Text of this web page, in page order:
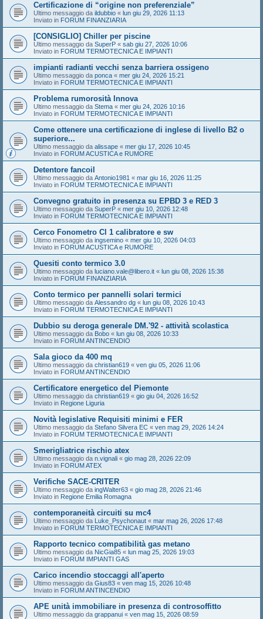
Certificazione di “origine non preferenziale”
Ultimo messaggio da ildubbio « lun giu 29, 2026 11:13
Inviato in FORUM FINANZIARIA
[CONSIGLIO] Chiller per piscine
Ultimo messaggio da SuperP « sab giu 27, 2026 10:06
Inviato in FORUM TERMOTECNICA E IMPIANTI
impianti radianti vecchi senza barriera ossigeno
Ultimo messaggio da ponca « mer giu 24, 2026 15:21
Inviato in FORUM TERMOTECNICA E IMPIANTI
Problema rumorosità Innova
Ultimo messaggio da Stema « mer giu 24, 2026 10:16
Inviato in FORUM TERMOTECNICA E IMPIANTI
Come ottenere una certificazione di inglese di livello B2 o
superiore...
Ultimo messaggio da alissape « mer giu 17, 2026 10:45
Inviato in FORUM ACUSTICA e RUMORE
Detentore fancoil
Ultimo messaggio da Antonio1981 « mar giu 16, 2026 11:25
Inviato in FORUM TERMOTECNICA E IMPIANTI
Convegno gratuito in presenza su EPBD 3 e RED 3
Ultimo messaggio da SuperP « mer giu 10, 2026 12:48
Inviato in FORUM TERMOTECNICA E IMPIANTI
Cerco Fonometro Cl 1 calibratore e sw
Ultimo messaggio da ingsemino « mer giu 10, 2026 04:03
Inviato in FORUM ACUSTICA e RUMORE
Quesiti conto termico 3.0
Ultimo messaggio da luciano.vale@libero.it « lun giu 08, 2026 15:38
Inviato in FORUM FINANZIARIA
Conto termico per pannelli solari termici
Ultimo messaggio da Alessandro dg « lun giu 08, 2026 10:43
Inviato in FORUM TERMOTECNICA E IMPIANTI
Dubbio su deroga generale DM.'92 - attività scolastica
Ultimo messaggio da Bobo « lun giu 08, 2026 10:33
Inviato in FORUM ANTINCENDIO
Sala gioco da 400 mq
Ultimo messaggio da christian619 « ven giu 05, 2026 11:06
Inviato in FORUM ANTINCENDIO
Certificatore energetico del Piemonte
Ultimo messaggio da christian619 « gio giu 04, 2026 16:52
Inviato in Regione Liguria
Novità legislative Requisiti minimi e FER
Ultimo messaggio da Stefano Silvera EC « ven mag 29, 2026 14:24
Inviato in FORUM TERMOTECNICA E IMPIANTI
Smerigliatrice rischio atex
Ultimo messaggio da n.vignali « gio mag 28, 2026 22:09
Inviato in FORUM ATEX
Verifiche SACE-CRITER
Ultimo messaggio da ingWalter63 « gio mag 28, 2026 21:46
Inviato in Regione Emilia Romagna
contemporaneità circuiti su mc4
Ultimo messaggio da Luke_Psychonaut « mar mag 26, 2026 17:48
Inviato in FORUM TERMOTECNICA E IMPIANTI
Rapporto tecnico compatibilità gas metano
Ultimo messaggio da NicGia85 « lun mag 25, 2026 19:03
Inviato in FORUM IMPIANTI GAS
Carico incendio stoccaggi all'aperto
Ultimo messaggio da Gius83 « ven mag 15, 2026 10:48
Inviato in FORUM ANTINCENDIO
APE unità immobiliare in presenza di controsoffitto
Ultimo messaggio da grappanui « ven mag 15, 2026 08:59